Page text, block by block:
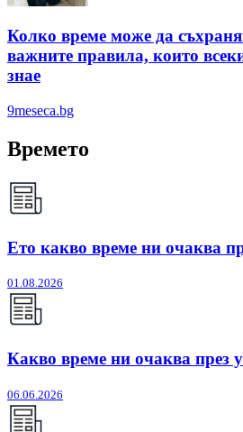
Колко време може да
важните правила, които
знае
9meseca.bg
Времето
Ето какво време ни очаква
01.08.2026
Какво време ни очаква през
06.06.2026